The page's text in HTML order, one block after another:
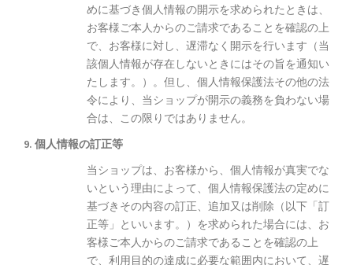
めに基づき個人情報の開示を求められたときは、
お客様ご本人からのご請求であることを確認の上
で、お客様に対し、遅滞なく開示を行います（当
該個人情報が存在しないときにはその旨を通知い
たします。）。但し、個人情報保護法その他の法
令により、当ショップが開示の義務を負わない場
合は、この限りではありません。
9. 個人情報の訂正等
当ショップは、お客様から、個人情報が真実でな
いという理由によって、個人情報保護法の定めに
基づきその内容の訂正、追加又は削除（以下「訂
正等」といいます。）を求められた場合には、お
客様ご本人からのご請求であることを確認の上
で、利用目的の達成に必要な範囲内において、遅